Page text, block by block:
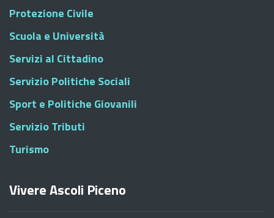
Protezione Civile
Scuola e Università
Servizi al Cittadino
Servizio Politiche Sociali
Sport e Politiche Giovanili
Servizio Tributi
Turismo
Vivere Ascoli Piceno